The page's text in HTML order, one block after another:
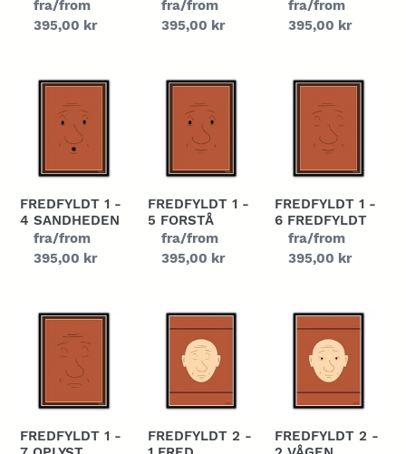
Normalpris
fra/from
395,00 kr
Normalpris
fra/from
395,00 kr
Normalpris
fra/from
395,00 kr
Fredfyldt
Sandheden
FREDFYLDT 1 -
4 SANDHEDEN
Normalpris
fra/from
395,00 kr
Fredfyldt
Forstå
FREDFYLDT 1 -
5 FORSTÅ
Normalpris
fra/from
395,00 kr
Fredfyldt
Fredfyldt
FREDFYLDT 1 -
6 FREDFYLDT
Normalpris
fra/from
395,00 kr
Fredfyldt
oplyst
FREDFYLDT 1 -
Fredfyldt
Fred
FREDFYLDT 2 -
Fredfyldt
vågen
FREDFYLDT 2 -